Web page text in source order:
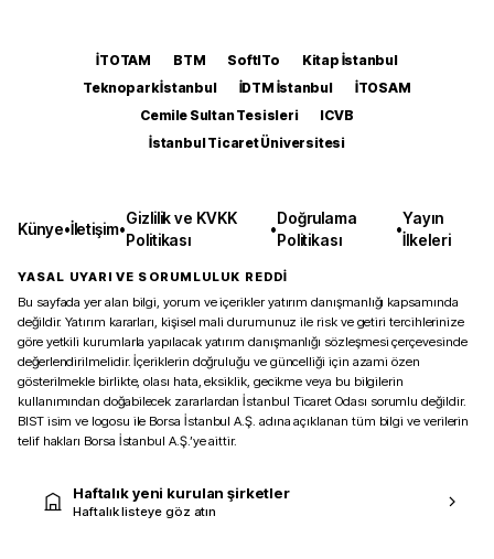
İTOTAM BTM SoftITo
Kitap İstanbul
Teknopark İstanbul
İDTM İstanbul
İTOSAM
Cemile Sultan Tesisleri
ICVB
İstanbul Ticaret Üniversitesi
Künye•İletişim•
Gizlilik ve KVKK
Politikası
•
Doğrulama
Politikası
•
Yayın
İlkeleri
YASAL UYARI VE SORUMLULUK REDDİ
Bu sayfada yer alan bilgi, yorum ve içerikler yatırım danışmanlığı kapsamında
değildir. Yatırım kararları, kişisel mali durumunuz ile risk ve getiri tercihlerinize
göre yetkili kurumlarla yapılacak yatırım danışmanlığı sözleşmesi çerçevesinde
değerlendirilmelidir. İçeriklerin doğruluğu ve güncelliği için azami özen
gösterilmekle birlikte, olası hata, eksiklik, gecikme veya bu bilgilerin
kullanımından doğabilecek zararlardan İstanbul Ticaret Odası sorumlu değildir.
BIST isim ve logosu ile Borsa İstanbul A.Ş. adına açıklanan tüm bilgi ve verilerin
telif hakları Borsa İstanbul A.Ş.’ye aittir.
Haftalık yeni kurulan şirketler
Haftalık listeye göz atın